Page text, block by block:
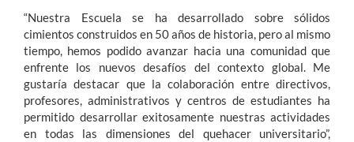
“Nuestra Escuela se ha desarrollado sobre sólidos
cimientos construidos en 50 años de historia, pero al mismo
tiempo, hemos podido avanzar hacia una comunidad que
enfrente los nuevos desafíos del contexto global. Me
gustaría destacar que la colaboración entre directivos,
profesores, administrativos y centros de estudiantes ha
permitido desarrollar exitosamente nuestras actividades
en todas las dimensiones del quehacer universitario”,